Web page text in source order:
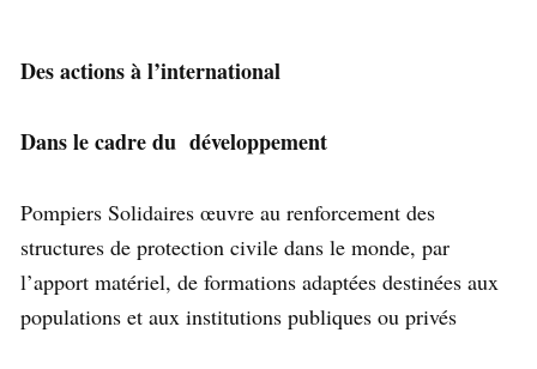
Des actions à l’international
Dans le cadre du développement
Pompiers Solidaires œuvre au renforcement des
structures de protection civile dans le monde, par
l’apport matériel, de formations adaptées destinées aux
populations et aux institutions publiques ou privés